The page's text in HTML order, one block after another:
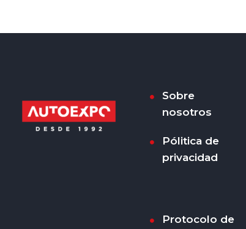
Sobre
nosotros
Pólitica de
privacidad
Protocolo de